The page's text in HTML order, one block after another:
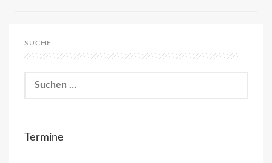
SUCHE
nach:
Termine